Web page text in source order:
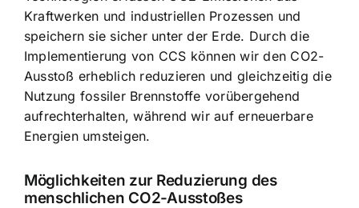
Kraftwerken und industriellen Prozessen und
speichern sie sicher unter der Erde. Durch die
Implementierung von CCS können wir den CO2-
Ausstoß erheblich reduzieren und gleichzeitig die
Nutzung fossiler Brennstoffe vorübergehend
aufrechterhalten, während wir auf erneuerbare
Energien umsteigen.
Möglichkeiten zur Reduzierung des
menschlichen CO2-Ausstoßes